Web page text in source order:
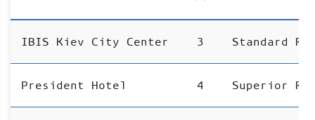
IBIS Kiev City Center 3 Standard
President Hotel 4 Superior